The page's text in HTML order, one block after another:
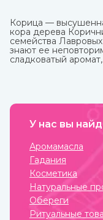
Корица —
кора дерева
семейства
знают ее
сладковатый аромат,
используется и для
употребления
полезна как в виде
сыпучей пряности,
качестве эфирного
Приобрести их вы
в интернет-магазине
ИндоКитай с
России.
У нас вы
Аромамасла
Гадания
Косметика
Натуральные
Обереги
Ритуальные